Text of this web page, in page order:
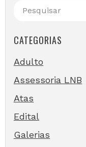
CATEGORIAS
Adulto
Assessoria LNB
Atas
Edital
Galerias